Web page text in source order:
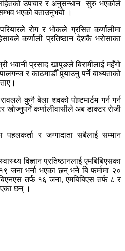
उपचार र अनुसन्धान सुरु भएकोले
भएको बताउनुभयो ।
रोग र भोकले ग्रसित कर्णालीमा
कर्णाली प्रतिष्ठान देशकै भरोसाका
भवानी प्रसाद खापुङले बिरामीलाई महँगो
र काठमाडौँ पुर्‍याउनु पर्ने बाध्यताको
कुनै बेला शवको पोष्र्टमार्टम गर्न गर्न
खोज्नुपर्ने कर्णालीवासीले अब डाक्टर रोजी
पहलकर्ता र जग्गादाता सबैलाई सम्मान
विज्ञान प्रतिष्ठानलाई एमबिबिएसका
जना भर्ना भएका छन् भने बि फर्मामा २०
तर्फ १६ जना, एमबिबिएस तर्फ ८ र
छन् ।